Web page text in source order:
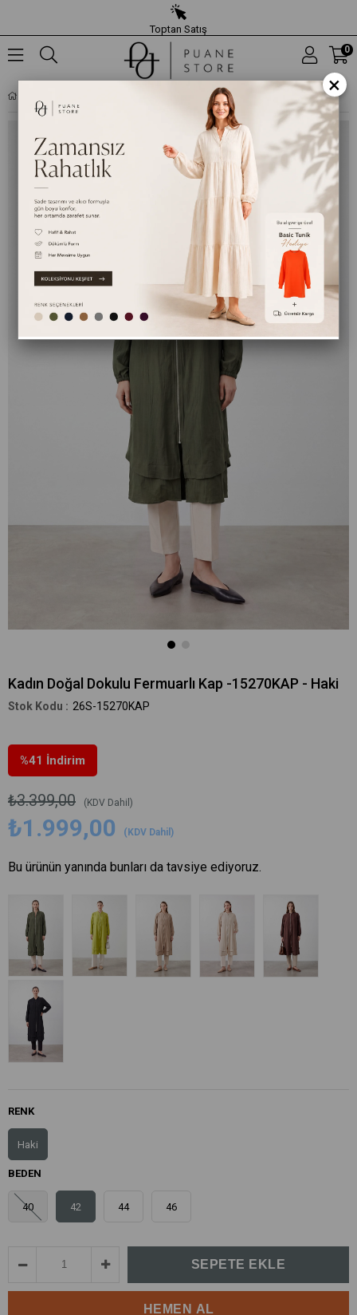
Toptan Satış
0
Kadın Doğal Dokulu Fermuarlı Kap -15270KAP - Haki
26S-15270KAP
%41 İndirim
₺3.399,00 (KDV Dahil)
₺1.999,00 (KDV Dahil)
Bu ürünün yanında bunları da tavsiye ediyoruz.
RENK
Haki
BEDEN
40 42 44 46
×